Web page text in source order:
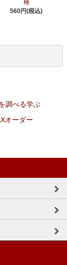
種
560円(税込)